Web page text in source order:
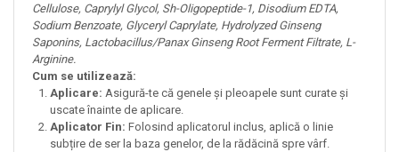
Cellulose, Caprylyl Glycol, Sh-Oligopeptide-1, Disodium EDTA,
Sodium Benzoate, Glyceryl Caprylate, Hydrolyzed Ginseng
Saponins, Lactobacillus/Panax Ginseng Root Ferment Filtrate, L-
Arginine.
Cum se utilizează:
Aplicare: Asigură-te că genele și pleoapele sunt curate și
uscate înainte de aplicare.
Aplicator Fin: Folosind aplicatorul inclus, aplică o linie
subțire de ser la baza genelor, de la rădăcină spre vârf.